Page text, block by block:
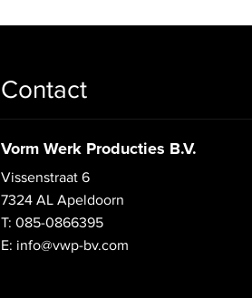
Contact
Vorm Werk Producties B.V.
Vissenstraat 6
7324 AL Apeldoorn
T: 085-0866395
E: info@vwp-bv.com